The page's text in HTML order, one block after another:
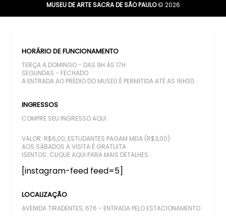
MUSEU DE ARTE SACRA DE SÃO PAULO© 2026
HORÁRIO DE FUNCIONAMENTO
TERÇA A DOMINGO - DAS 9H ÀS 17H
SEGUNDAS - FECHADO
A ENTRADA AO PRÉDIO DO MUSEU É PERMITIDA ATÉ AS 16H30.
INGRESSOS
COMPRE SEU INGRESSO AQUI.
VALOR: R$6,00, ESTUDANTES PAGAM MEIA (R$3,00)
AOS SÁBADOS A VISITA É GRATUITA
ISENTOS: CLIQUE AQUI PARA MAIS DETALHES
[instagram-feed feed=5]
LOCALIZAÇÃO
AVENIDA TIRADENTES, 676 - ENTRADA PELO ESTACIONAMENTO